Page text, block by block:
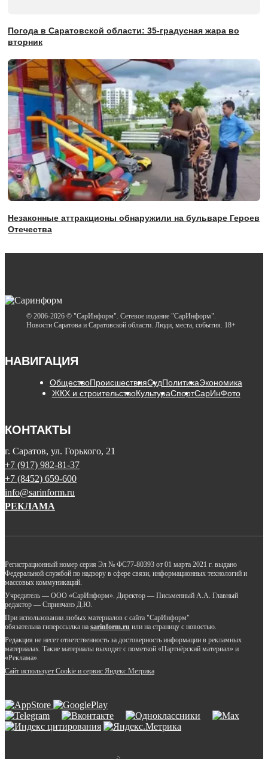
Погода в Саратовской области: 35-градусная жара во
вторник
Незаконные аттракционы обнаружили на бульваре Героев
Отечества
© 2006-2026 © "СарИнформ". Сетевое издание "СарИнформ".
Новости Саратова и Саратовской области. Люди, места, события. 18+
НАВИГАЦИЯ
ОбществоПроисшествияСудПолитикаЭкономика
ЖКХ и строительствоКультураСпортСарИнФото
КОНТАКТЫ
г. Саратов, ул. Горького, 21
+7 (917) 982-81-37
+7 (8452) 659-600
info@sarinform.ru
РЕКЛАМА
Регистрационный номер серия Эл № ФС77-80393 от 01 марта 2021 г. выдано
Федеральной службой по надзору в сфере связи, информационных технологий и
массовых коммуникаций.
Учредитель — ООО «СарИнформ». Директор — Письменный А.А. Главный
редактор — Спринчанэ Д.Ю.
При использовании любых материалов с сайта "СарИнформ"
обязательна гиперссылка на sarinform.ru или на страницу с новостью.
Редакция не несет ответственность за достоверность информации в рекламных
материалах. Такие материалы выходят с пометкой «Партнёрский материал» и
«Реклама».
Сайт использует Cookie и сервиc Яндекс.Метрика